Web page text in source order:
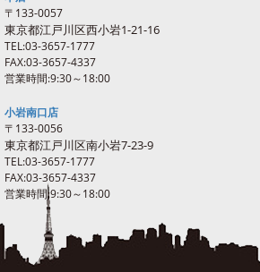
〒133-0057
東京都江戸川区西小岩1-21-16
TEL:03-3657-1777
FAX:03-3657-4337
営業時間:9:30～18:00
小岩南口店
〒133-0056
東京都江戸川区南小岩7-23-9
TEL:03-3657-1777
FAX:03-3657-4337
営業時間:9:30～18:00